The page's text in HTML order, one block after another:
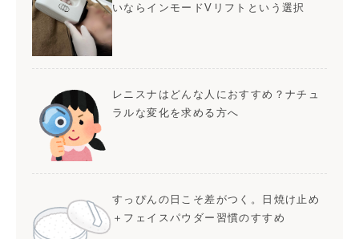
いならインモードVリフトという選択
レニスナはどんな人におすすめ？ナチュ
ラルな変化を求める方へ
すっぴんの日こそ差がつく。日焼け止め
＋フェイスパウダー習慣のすすめ